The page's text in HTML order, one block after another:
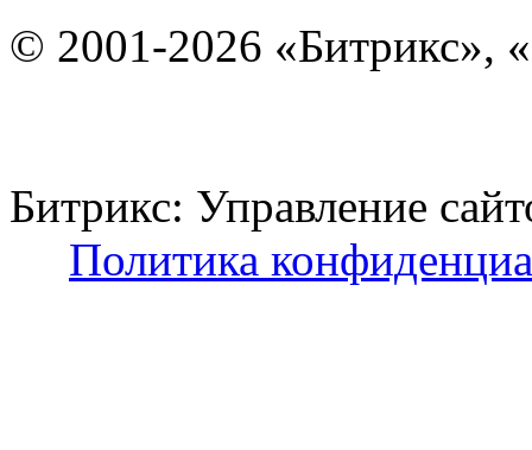
© 2001-2026 «Битрикс»,
Битрикс: Управление
Политика